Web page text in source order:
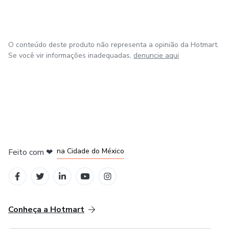
O conteúdo deste produto não representa a opinião da Hotmart.
Se você vir informações inadequadas, denuncie aqui
Feito com ❤ na Cidade do México
Conheça a Hotmart